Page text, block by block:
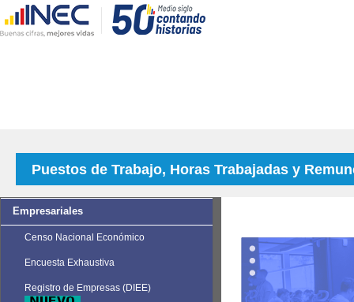
Puestos de Trabajo, Horas Trabajadas y
Empresariales
Censo Nacional Económico
Encuesta Exhaustiva
Registro de Empresas (DIEE)